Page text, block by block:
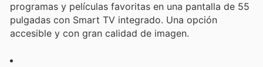
programas y películas favoritas en una pantalla de 55
pulgadas con Smart TV integrado. Una opción
accesible y con gran calidad de imagen.